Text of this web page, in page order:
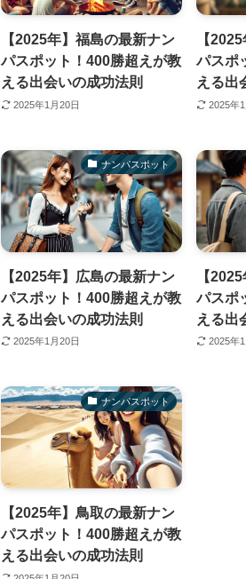
【2025年】福島の最新ナン
パスポット！400勝超えが教
える出会いの成功法則
2025年1月20日
【
パスポ
える出
2025年
ナンパスポット
【2025年】広島の最新ナン
パスポット！400勝超えが教
える出会いの成功法則
2025年1月20日
【
パスポ
える出
2025年
ナンパスポット
【2025年】鳥取の最新ナン
パスポット！400勝超えが教
える出会いの成功法則